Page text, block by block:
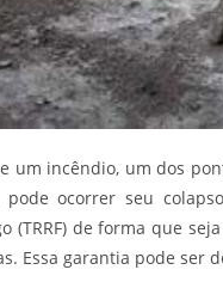
um incêndio, um dos
pode ocorrer seu
(TRRF) de forma que
Essa garantia pode ser